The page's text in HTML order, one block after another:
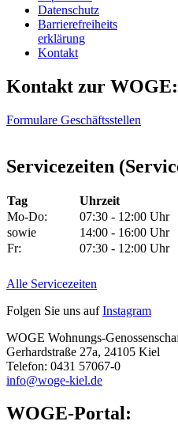
Datenschutz
Barrierefreiheits
erklärung
Kontakt
Kontakt zur WOGE:
Formulare Geschäftsstellen
Servicezeiten
Tag
Uhrzeit
Mo-Do:
07:30 - 12:00 Uhr
sowie
14:00 - 16:00 Uhr
Fr:
07:30 - 12:00 Uhr
Alle Servicezeiten
Folgen Sie uns aufInstagram
WOGE Wohnungs-
Gerhardstraße 27a, 24105 Kiel
Telefon: 0431 57067-0
info@woge-kiel.de
WOGE-Portal: